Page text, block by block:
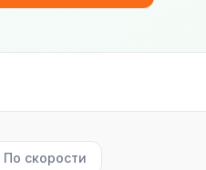
По скорости